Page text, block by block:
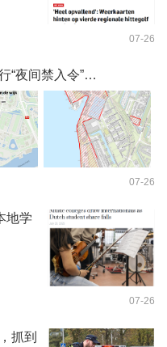
07-26
“夜间禁入令”…
07-26
地学
07-26
抓到